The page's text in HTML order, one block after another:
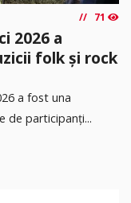
71
2026 a
folk și rock
a fost una
de participanți...